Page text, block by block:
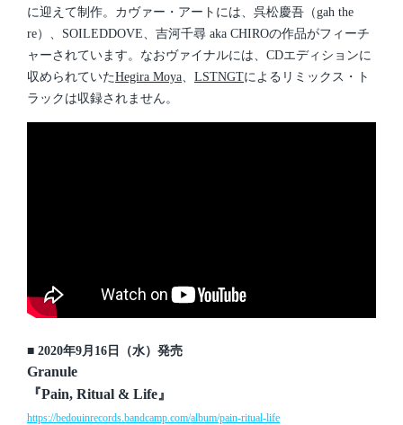
に迎えて制作。カヴァー・アートには、呉松慶吾（gah the
re）、SOILEDDOVE、吉河千尋 aka CHIROの作品がフィーチ
ャーされています。なおヴァイナルには、CDエディションに
収められていたHegira Moya、 LSTNGTによるリミックス・ト
ラックは収録されません。
■ 2020年9月16日（水）発売
Granule
『Pain, Ritual & Life』
https://bedouinrecords.bandcamp.com/album/pain-ritual-life